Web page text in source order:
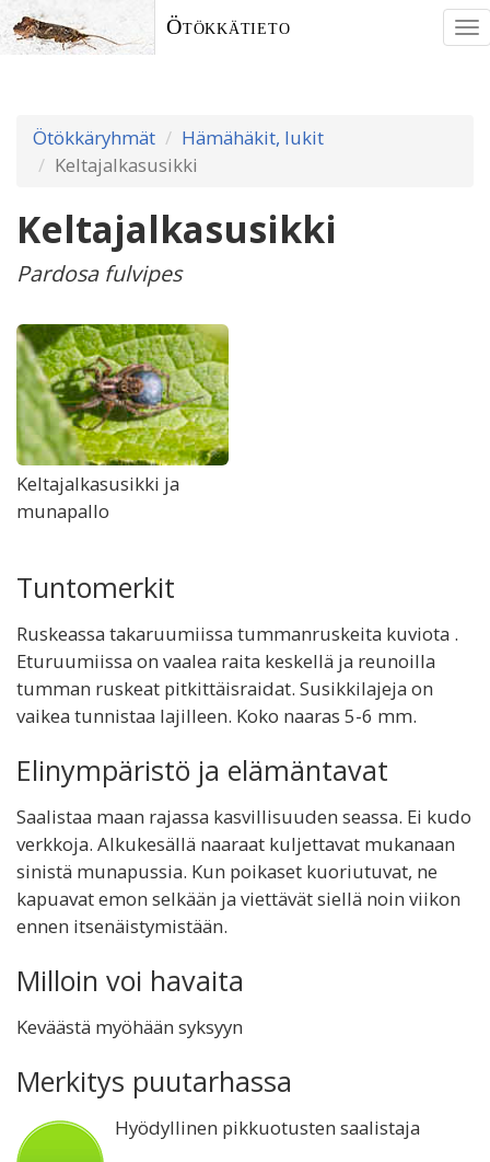
Ötökkätieto
Ötökkäryhmät
Hämähäkit, lukit
Keltajalkasusikki
Keltajalkasusikki
Pardosa fulvipes
Keltajalkasusikki ja
munapallo
Tuntomerkit
Ruskeassa takaruumiissa tummanruskeita kuviota .
Eturuumiissa on vaalea raita keskellä ja reunoilla
tumman ruskeat pitkittäisraidat. Susikkilajeja on
vaikea tunnistaa lajilleen. Koko naaras 5-6 mm.
Elinympäristö ja elämäntavat
Saalistaa maan rajassa kasvillisuuden seassa. Ei kudo
verkkoja. Alkukesällä naaraat kuljettavat mukanaan
sinistä munapussia. Kun poikaset kuoriutuvat, ne
kapuavat emon selkään ja viettävät siellä noin viikon
ennen itsenäistymistään.
Milloin voi havaita
Keväästä myöhään syksyyn
Merkitys puutarhassa
Hyödyllinen pikkuotusten saalistaja